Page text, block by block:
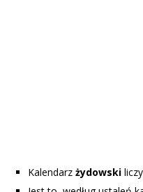
Kalendarz żydowski